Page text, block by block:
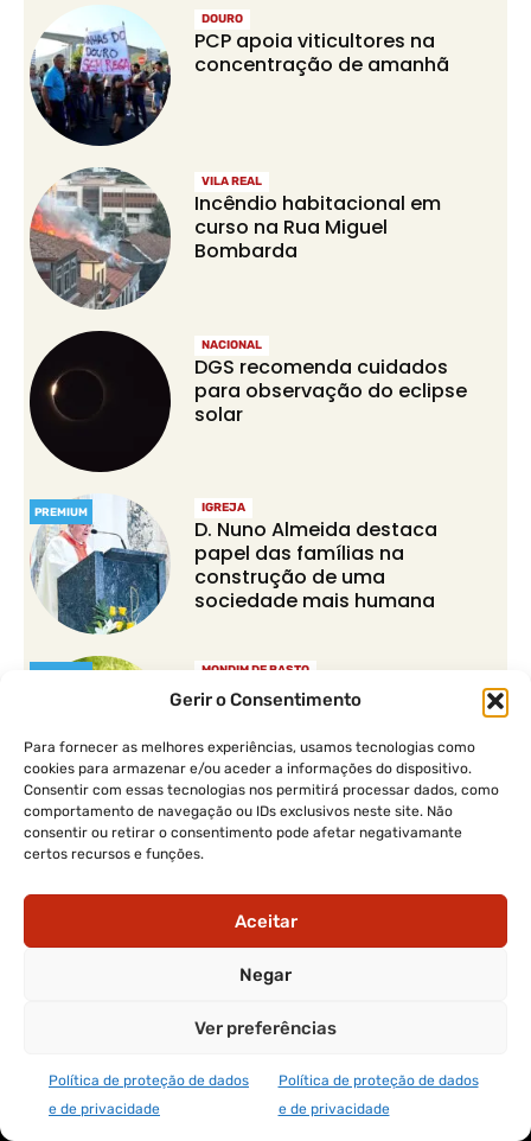
Gerir o Consentimento
Para fornecer as melhores experiências, usamos tecnologias como
cookies para armazenar e/ou aceder a informações do dispositivo.
Consentir com essas tecnologias nos permitirá processar dados, como
comportamento de navegação ou IDs exclusivos neste site. Não
consentir ou retirar o consentimento pode afetar negativamante
certos recursos e funções.
Aceitar
Negar
Ver preferências
Política de proteção de dados
e de privacidade
Política de proteção de dados
e de privacidade
DOURO
PCP apoia viticultores na
concentração de amanhã
VILA REAL
Incêndio habitacional em
curso na Rua Miguel
Bombarda
NACIONAL
DGS recomenda cuidados
para observação do eclipse
solar
PREMIUM IGREJA
D. Nuno Almeida destaca
papel das famílias na
construção de uma
sociedade mais humana
PREMIUM MONDIM DE BASTO
Feira da Terra foi a montra
das tradições e do mundo
rural
Facebook